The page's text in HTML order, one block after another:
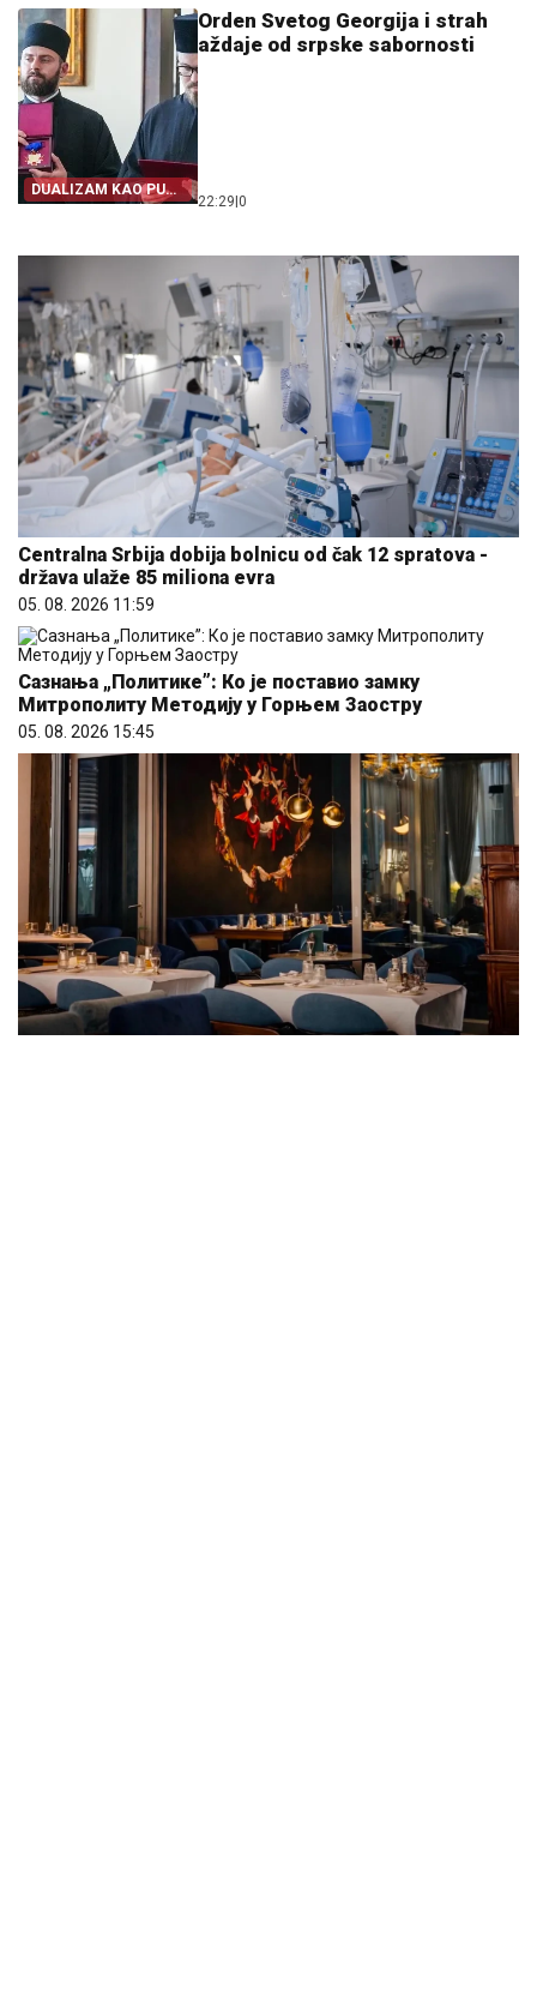
DUALIZAM KAO PUT
IZ SRPSTVA
Orden Svetog Georgija i strah
aždaje od srpske sabornosti
22:29|0
Centralna Srbija dobija bolnicu od čak 12 spratova -
država ulaže 85 miliona evra
05. 08. 2026 11:59
Сазнања „Политике”: Ко је поставио замку
Митрополиту Методију у Горњем Заостру
05. 08. 2026 15:45